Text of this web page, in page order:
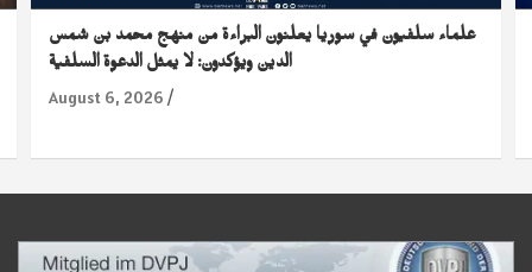
علماء سلفيون في سوريا يعلنون البراءة من منهج محمد بن شمس
الدين ويؤكدون: لا يمثل الدعوة السلفية
August 6, 2026